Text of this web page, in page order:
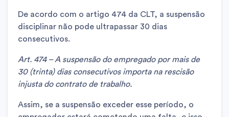
De acordo com o artigo 474 da CLT, a suspensão
disciplinar não pode ultrapassar 30 dias
consecutivos.
Art. 474 – A suspensão do empregado por mais de
30 (trinta) dias consecutivos importa na rescisão
injusta do contrato de trabalho.
Assim, se a suspensão exceder esse período, o